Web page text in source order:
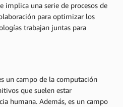
implica una serie de procesos de
para optimizar los
trabajan juntas para
un campo de la computación
que suelen estar
humana. Además, es un campo